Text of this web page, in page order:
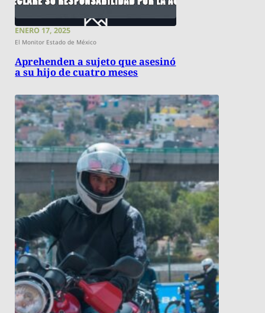
ENERO 17, 2025
El Monitor Estado de México
Aprehenden a sujeto que asesinó
a su hijo de cuatro meses